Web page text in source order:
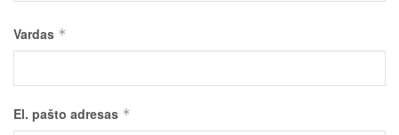
Vardas *
El. pašto adresas *